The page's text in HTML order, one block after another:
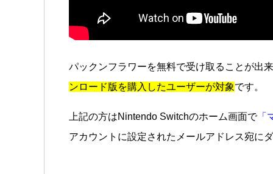
パックンフラワーを無料で受け取ることが出
ンロード版を購入したユーザーが対象です。
上記の方はNintendo Switchのホーム画面で「
アカウントに設定されたメールアドレス宛に